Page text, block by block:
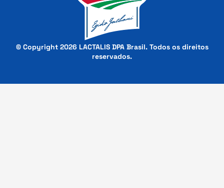
© Copyright 2026 LACTALIS DPA Brasil. Todos os direitos
reservados.